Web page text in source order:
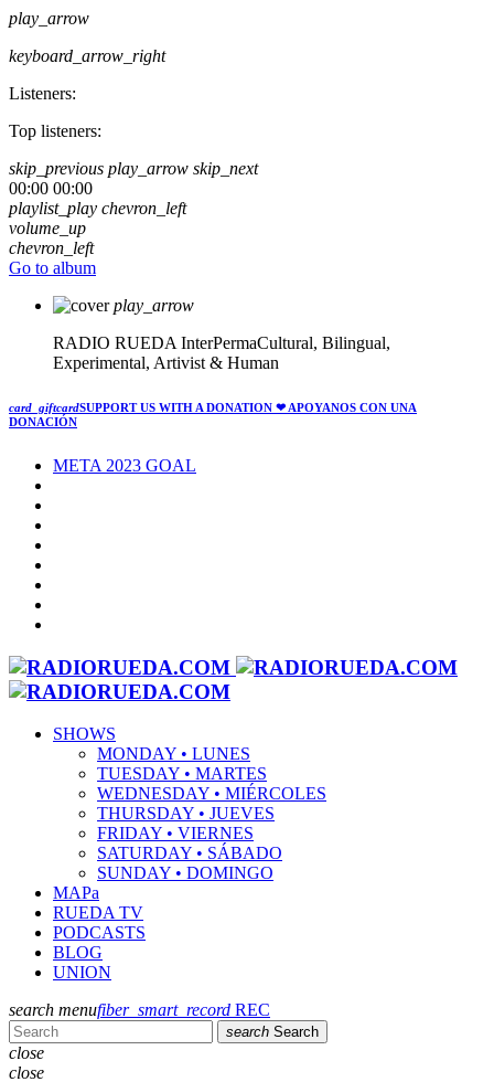
play_arrow
keyboard_arrow_right
Listeners:
Top listeners:
skip_previous play_arrow skip_next
00:00 00:00
playlist_play chevron_left
volume_up
chevron_left
Go to album
play_arrow
RADIO RUEDA InterPermaCultural, Bilingual,
Experimental, Artivist & Human
card_giftcardSUPPORT US WITH A DONATION ❤ APOYANOS CON UNA
DONACIÓN
META 2023 GOAL
SHOWS
MONDAY • LUNES
TUESDAY • MARTES
WEDNESDAY • MIÉRCOLES
THURSDAY • JUEVES
FRIDAY • VIERNES
SATURDAY • SÁBADO
SUNDAY • DOMINGO
MAPa
RUEDA TV
PODCASTS
BLOG
UNION
search menufiber_smart_record REC
search Search
close
close